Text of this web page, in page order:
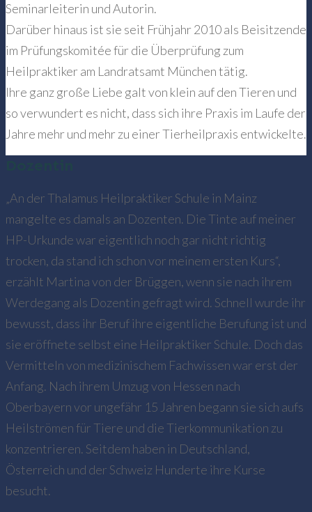
Seminarleiterin und Autorin.
Darüber hinaus ist sie seit Frühjahr 2010 als Beisitzende
im Prüfungskomitée für die Überprüfung zum
Heilpraktiker am Landratsamt München tätig.
Ihre ganz große Liebe galt von klein auf den Tieren und
so verwundert es nicht, dass sich ihre Praxis im Laufe der
Jahre mehr und mehr zu einer Tierheilpraxis entwickelte.
„An der Thalamus Heilpraktiker Schule in Mainz
mangelte es damals an Dozenten. Die Tinte auf meiner
HP-Urkunde war eigentlich noch gar nicht richtig
trocken, da stand ich schon vor meinem ersten Kurs“,
erzählt Martina von der Brüggen, wenn sie nach ihrem
Werdegang als Dozentin gefragt wird. Schnell wurde ihr
bewusst, dass ihr Beruf ihre eigentliche Berufung ist und
sie eröffnete selbst eine Heilpraktiker Schule. Doch das
Vermitteln von medizinischem Fachwissen war erst der
Anfang. Nach ihrem Umzug von Hessen nach
Oberbayern vor ungefähr 15 Jahren begann sie sich aufs
Heilströmen für Tiere und die Tierkommunikation zu
konzentrieren. Seitdem haben in Deutschland,
Österreich und der Schweiz Hunderte ihre Kurse
besucht.